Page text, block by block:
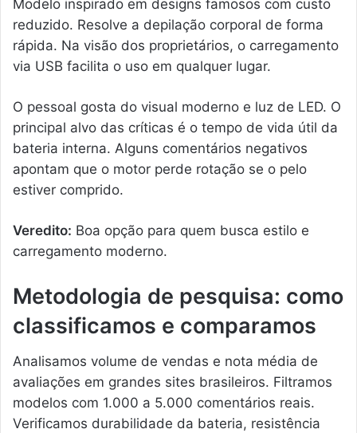
Modelo inspirado em designs famosos com custo
reduzido. Resolve a depilação corporal de forma
rápida. Na visão dos proprietários, o carregamento
via USB facilita o uso em qualquer lugar.
O pessoal gosta do visual moderno e luz de LED. O
principal alvo das críticas é o tempo de vida útil da
bateria interna. Alguns comentários negativos
apontam que o motor perde rotação se o pelo
estiver comprido.
Veredito: Boa opção para quem busca estilo e
carregamento moderno.
Metodologia de pesquisa: como
classificamos e comparamos
Analisamos volume de vendas e nota média de
avaliações em grandes sites brasileiros. Filtramos
modelos com 1.000 a 5.000 comentários reais.
Verificamos durabilidade da bateria, resistência